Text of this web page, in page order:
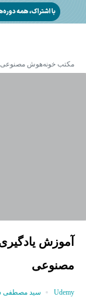
مکتب خونههوش مصنوعی
آموزش
مصنوعی
Udemy سید مصطفی